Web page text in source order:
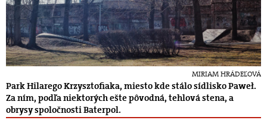
MIRIAM HRÁDEĽOVÁ
Park Hilarego Krzysztofiaka, miesto kde stálo sídlisko Paweł.
Za ním, podľa niektorých ešte pôvodná, tehlová stena, a
obrysy spoločnosti Baterpol.